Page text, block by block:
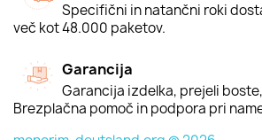
Specifični in natančni roki
več kot 48.000 paketov.
Garancija
Garancija izdelka, prejeli
Brezplačna pomoč in podpora pri